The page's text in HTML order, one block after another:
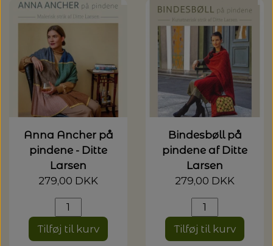
Anna Ancher på
pindene - Ditte
Larsen
279,00 DKK
Tilføj til kurv
Bindesbøll på
pindene af Ditte
Larsen
279,00 DKK
Tilføj til kurv